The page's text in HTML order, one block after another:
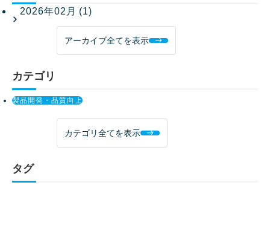
2026年02月 (1)
アーカイブ全てを表示
カテゴリ
製品開発・品質向上
カテゴリ全てを表示
タグ